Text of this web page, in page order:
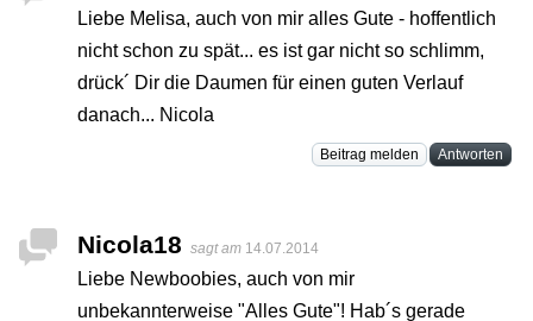
Liebe Melisa, auch von mir alles Gute - hoffentlich
nicht schon zu spät... es ist gar nicht so schlimm,
drück´ Dir die Daumen für einen guten Verlauf
danach... Nicola
Beitrag melden Antworten
Nicola18 sagt am 14.07.2014
Liebe Newboobies, auch von mir
unbekannterweise "Alles Gute"! Hab´s gerade